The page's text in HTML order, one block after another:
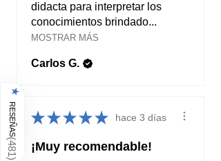
didacta para interpretar los
conocimientos brindado...
MOSTRAR MÁS
Carlos G.
★ ★ ★ ★ ★ hace 3 días
¡Muy recomendable!
★
RESEÑAS
(
481
)